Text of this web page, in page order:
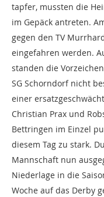
tapfer, mussten die
im Gepäck antreten.
gegen den TV
eingefahren werden.
standen die
SG Schorndorf nicht
einer
Christian Prax und
Bettringen im Einzel
diesem Tag zu stark.
Mannschaft nun
Niederlage in die
Woche auf das Derby